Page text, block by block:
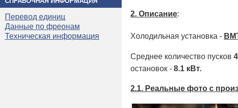
Перевод единиц
Данные по фреонам
Техническая информация
2. Описание:
Холодильная установка -
Среднее количество пусков
остановок - 8.1 кВт.
2.1. Реальные фото с